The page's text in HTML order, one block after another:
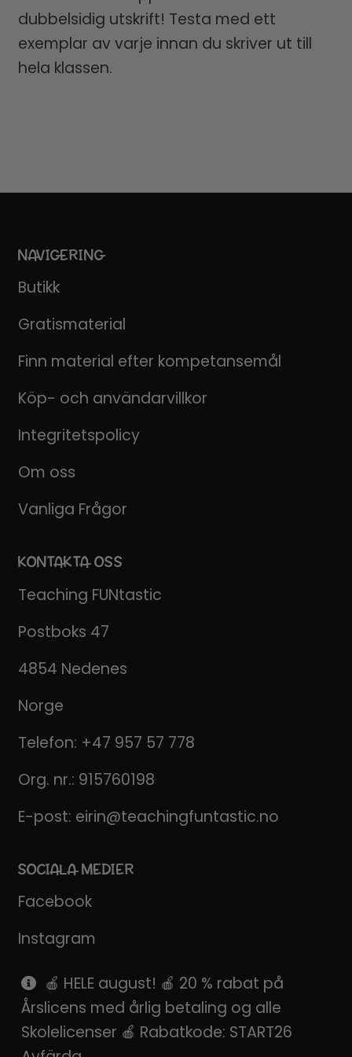
dubbelsidig utskrift! Testa med ett
exemplar av varje innan du skriver ut till
hela klassen.
NAVIGERING
Butikk
Gratismaterial
Finn material efter kompetansemål
Köp- och användarvillkor
Integritetspolicy
Om oss
Vanliga Frågor
KONTAKTA OSS
Teaching FUNtastic
Postboks 47
4854 Nedenes
Norge
Telefon: +47 957 57 778
Org. nr.: 915760198
E-post: eirin@teachingfuntastic.no
SOCIALA MEDIER
Facebook
Instagram
Pinterest
SnapChat
🍎 HELE august! 🍎 20 % rabat på
Årslicens med årlig betaling og alle
Skolelicenser 🍎 Rabatkode: START26